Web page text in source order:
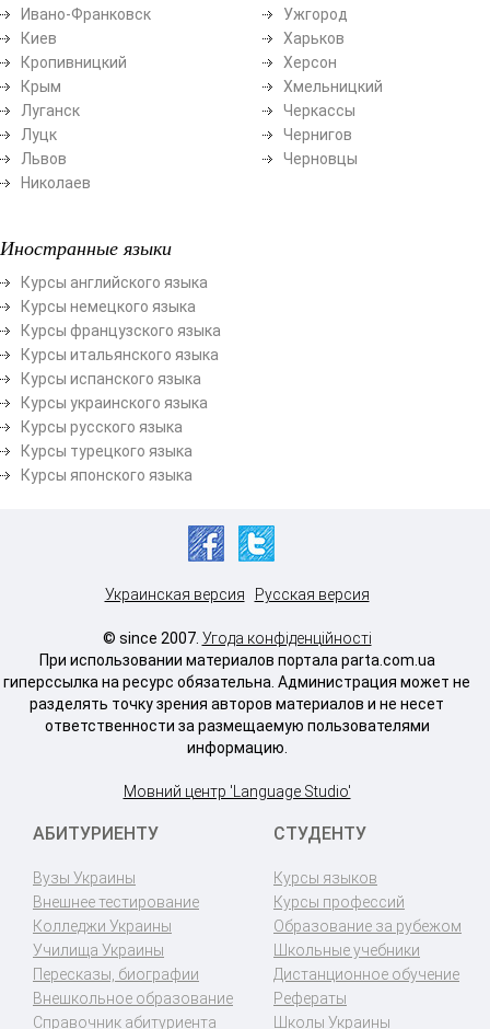
Ивано-Франковск
Киев
Кропивницкий
Крым
Луганск
Луцк
Львов
Николаев
Ужгород
Харьков
Херсон
Хмельницкий
Черкассы
Чернигов
Черновцы
Иностранные языки
Курсы английского языка
Курсы немецкого языка
Курсы французского языка
Курсы итальянского языка
Курсы испанского языка
Курсы украинского языка
Курсы русского языка
Курсы турецкого языка
Курсы японского языка
Украинская версия Русская версия
© since 2007. Угода конфіденційності
При использовании материалов портала parta.com.ua
гиперссылка на ресурс обязательна. Администрация может не
разделять точку зрения авторов материалов и не несет
ответственности за размещаемую пользователями
информацию.
Мовний центр 'Language Studio'
АБИТУРИЕНТУ
Вузы Украины
Внешнее тестирование
Колледжи Украины
Училища Украины
Пересказы, биографии
Внешкольное образование
Справочник абитуриента
СТУДЕНТУ
Курсы языков
Курсы профессий
Образование за рубежом
Школьные учебники
Дистанционное обучение
Рефераты
Школы Украины